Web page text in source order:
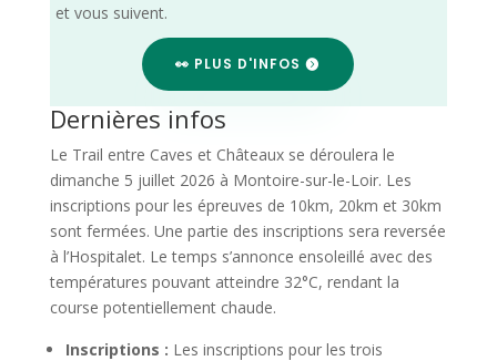
et vous suivent.
👀 PLUS D'INFOS
Dernières infos
Le Trail entre Caves et Châteaux se déroulera le
dimanche 5 juillet 2026 à Montoire-sur-le-Loir. Les
inscriptions pour les épreuves de 10km, 20km et 30km
sont fermées. Une partie des inscriptions sera reversée
à l’Hospitalet. Le temps s’annonce ensoleillé avec des
températures pouvant atteindre 32°C, rendant la
course potentiellement chaude.
Inscriptions : Les inscriptions pour les trois